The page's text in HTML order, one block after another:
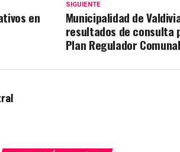
SIGUIENTE
Municipalidad de
resultados de consulta
Plan Regulador Comunal
en